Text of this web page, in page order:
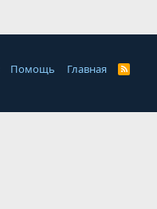
Помощь Главная